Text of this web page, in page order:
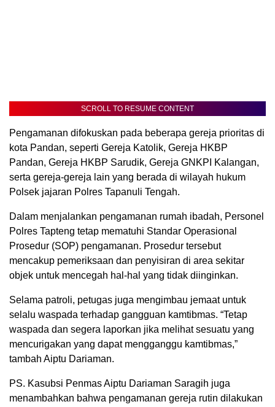
SCROLL TO RESUME CONTENT
Pengamanan difokuskan pada beberapa gereja prioritas di
kota Pandan, seperti Gereja Katolik, Gereja HKBP
Pandan, Gereja HKBP Sarudik, Gereja GNKPI Kalangan,
serta gereja-gereja lain yang berada di wilayah hukum
Polsek jajaran Polres Tapanuli Tengah.
Dalam menjalankan pengamanan rumah ibadah, Personel
Polres Tapteng tetap mematuhi Standar Operasional
Prosedur (SOP) pengamanan. Prosedur tersebut
mencakup pemeriksaan dan penyisiran di area sekitar
objek untuk mencegah hal-hal yang tidak diinginkan.
Selama patroli, petugas juga mengimbau jemaat untuk
selalu waspada terhadap gangguan kamtibmas. “Tetap
waspada dan segera laporkan jika melihat sesuatu yang
mencurigakan yang dapat mengganggu kamtibmas,”
tambah Aiptu Dariaman.
PS. Kasubsi Penmas Aiptu Dariaman Saragih juga
menambahkan bahwa pengamanan gereja rutin dilakukan